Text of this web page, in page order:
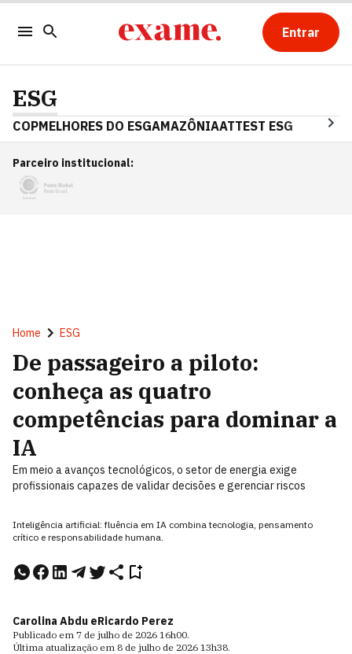
Entrar
ESG
COPMELHORES DO ESGAMAZÔNIAATTEST ESG
Parceiro institucional:
Home ESG
De passageiro a piloto:
conheça as quatro
competências para dominar a
IA
Em meio a avanços tecnológicos, o setor de energia exige
profissionais capazes de validar decisões e gerenciar riscos
Inteligência artificial: fluência em IA combina tecnologia, pensamento
crítico e responsabilidade humana.
Carolina Abdu eRicardo Perez
Publicado em 7 de julho de 2026 16h00.
Última atualização em 8 de julho de 2026 13h38.